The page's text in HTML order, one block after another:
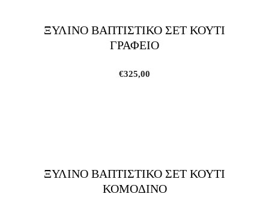
ΞΥΛΙΝΟ ΒΑΠΤΙΣΤΙΚΟ ΣΕΤ ΚΟΥΤΙ
ΓΡΑΦΕΙΟ
€325,00
ΞΥΛΙΝΟ ΒΑΠΤΙΣΤΙΚΟ ΣΕΤ ΚΟΥΤΙ
ΚΟΜΟΔΙΝΟ